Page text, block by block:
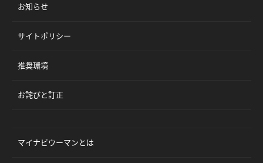
お知らせ
サイトポリシー
推奨環境
お詫びと訂正
マイナビウーマンとは